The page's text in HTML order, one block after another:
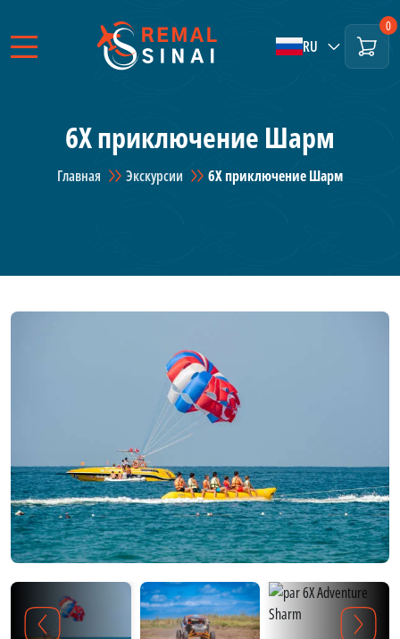
RU
0
6X приключение Шарм
Главная Экскурсии 6X приключение Шарм